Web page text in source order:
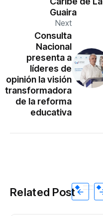
Guaira
Next
Consulta
Nacional
presenta a
líderes de
opinión la visión
transformadora
de la reforma
educativa
Related Post